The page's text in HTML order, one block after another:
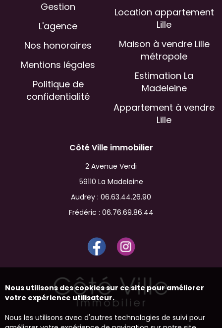
Gestion
L'agence
Nos honoraires
Mentions légales
Politique de
confidentialité
Location appartement
Lille
Maison à vendre Lille
métropole
Estimation La
Madeleine
Appartement à vendre
Lille
Côté Ville immobilier
2 Avenue Verdi
59110 La Madeleine
Audrey : 06.63.44.26.90
Frédéric : 06.76.69.86.44
Nous utilisons des cookies sur ce site pour améliorer
votre expérience utilisateur.
Nous les utilisons avec d'autres technologies de suivi pour